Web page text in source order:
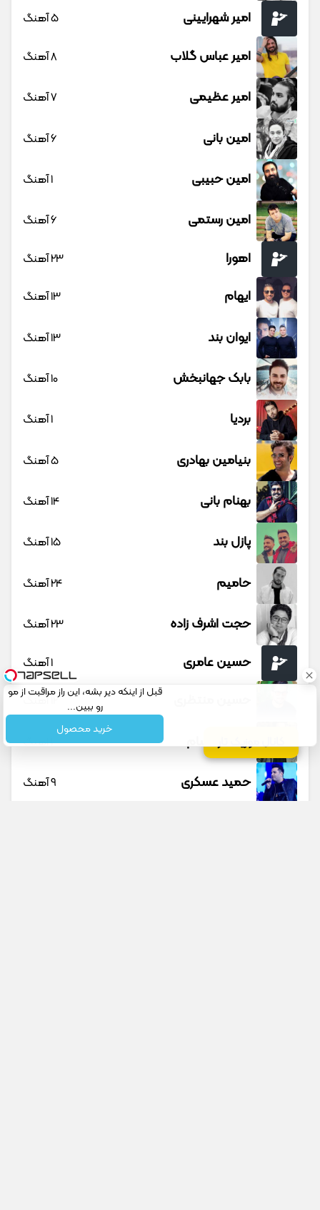
کانال موزیک تار
امیر شهرایینی 5 آهنگ
امیر عباس گلاب 8 آهنگ
امیر عظیمی 7 آهنگ
امین بانی 6 آهنگ
امین حبیبی 1 آهنگ
امین رستمی 6 آهنگ
اهورا 23 آهنگ
ایهام 13 آهنگ
ایوان بند 13 آهنگ
بابک جهانبخش 10 آهنگ
بردیا 1 آهنگ
بنیامین بهادری 5 آهنگ
بهنام بانی 14 آهنگ
پازل بند 15 آهنگ
حامیم 24 آهنگ
حجت اشرف زاده 23 آهنگ
حسین عامری 1 آهنگ
12 آهنگ
حمید حسام 1 آهنگ
حمید عسکری 9 آهنگ
قبل از اینکه دیر بشه، این راز مراقبت از مو
رو ببین...
خرید محصول